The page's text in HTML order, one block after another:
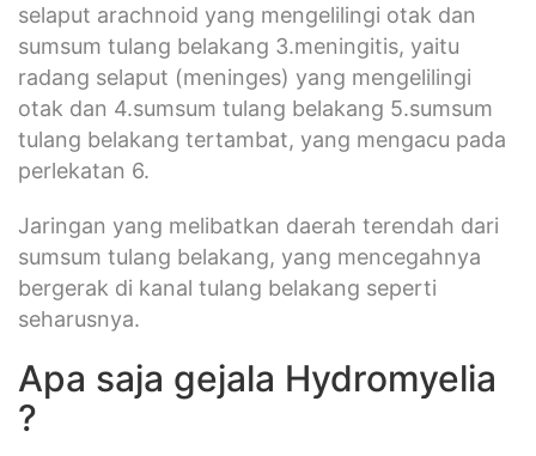
selaput arachnoid yang mengelilingi otak dan
sumsum tulang belakang 3.meningitis, yaitu
radang selaput (meninges) yang mengelilingi
otak dan 4.sumsum tulang belakang 5.sumsum
tulang belakang tertambat, yang mengacu pada
perlekatan 6.
Jaringan yang melibatkan daerah terendah dari
sumsum tulang belakang, yang mencegahnya
bergerak di kanal tulang belakang seperti
seharusnya.
Apa saja gejala Hydromyelia
?